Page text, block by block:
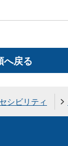
へ戻る
シビリティ